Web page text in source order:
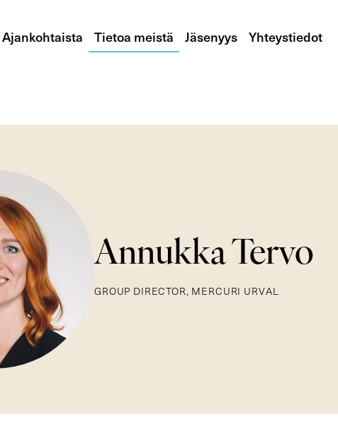
Ajankohtaista Tietoa meistä Jäsenyys Yhteystiedot
Annukka Tervo
GROUP DIRECTOR, MERCURI URVAL